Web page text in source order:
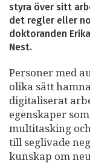
styra över sitt
det regler eller
doktoranden
Nest.
Personer med
olika sätt
digitaliserat
egenskaper
multitasking
till seglivade
kunskap om